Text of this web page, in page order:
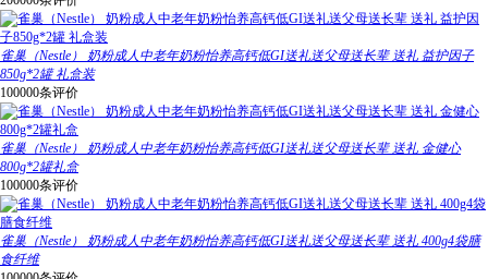
雀巢（Nestle） 奶粉成人中老年奶粉怡养高钙低GI送礼送父母送长辈 送礼 益护因子
850g*2罐 礼盒装
100000条评价
雀巢（Nestle） 奶粉成人中老年奶粉怡养高钙低GI送礼送父母送长辈 送礼 金健心
800g*2罐礼盒
100000条评价
雀巢（Nestle） 奶粉成人中老年奶粉怡养高钙低GI送礼送父母送长辈 送礼 400g4袋膳
食纤维